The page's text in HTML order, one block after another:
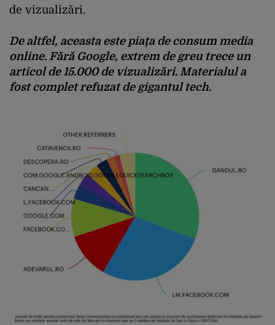
de vizualizări.
De altfel, aceasta este piața de consum media
online. Fără Google, extrem de greu trece un
articol de 15.000 de vizualizări. Materialul a
fost complet refuzat de gigantul tech.